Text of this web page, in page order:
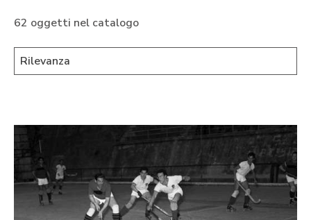
62 oggetti nel catalogo